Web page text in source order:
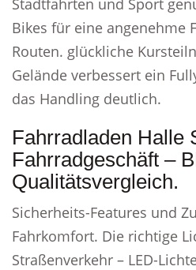
Stadtfahrten und Sport
Bikes für eine angenehme
Routen. glückliche
Gelände verbessert ein
das Handling deutlich.
Fahrradladen Halle
Fahrradgeschäft –
Qualitätsvergleich.
Sicherheits-Features und
Fahrkomfort. Die richtige
Straßenverkehr – LED-